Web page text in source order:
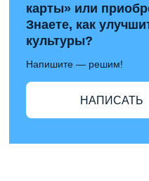
карты» или
Знаете, как
культуры?
Напишите — решим!
НАПИСАТЬ